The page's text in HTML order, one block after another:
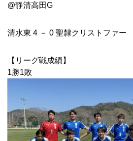
@静清高田G
清水東 4 － 0 聖隸クリストファー
【リーグ戦成績】
1勝1敗